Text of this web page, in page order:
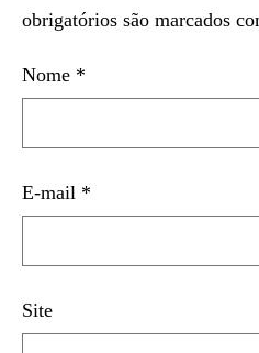
obrigatórios são marcados
Nome *
E-mail *
Site